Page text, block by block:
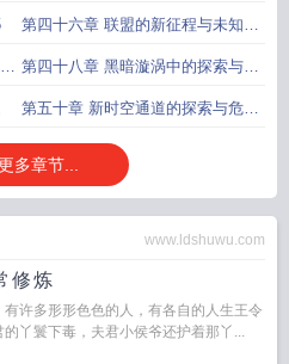
拓展44
第四十六章 联盟的新征程与未知挑
战46
第四十八章 黑暗漩涡中的探索与发
现
第五十章 新时空通道的探索与危机
应对
多章节...
www.ldshuwu.com
修炼
许多形形色色的人，有各自的人生王令
丫鬟下毒，夫君小侯爷还护着那丫...